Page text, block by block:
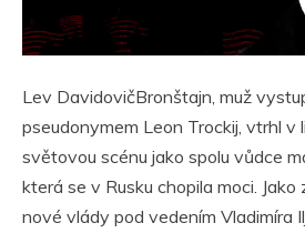
Lev DavidovičBronštajn, muž
pseudonymem Leon Trockij, vtrhl
světovou scénu jako spolu vůdce
která se v Rusku chopila moci.
nové vlády pod vedením Vladimíra